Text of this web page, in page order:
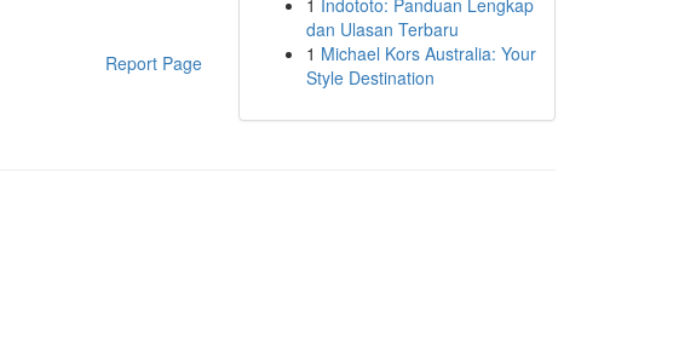
Report Page
1 Indototo: Panduan Lengkap
dan Ulasan Terbaru
1 Michael Kors Australia: Your
Style Destination